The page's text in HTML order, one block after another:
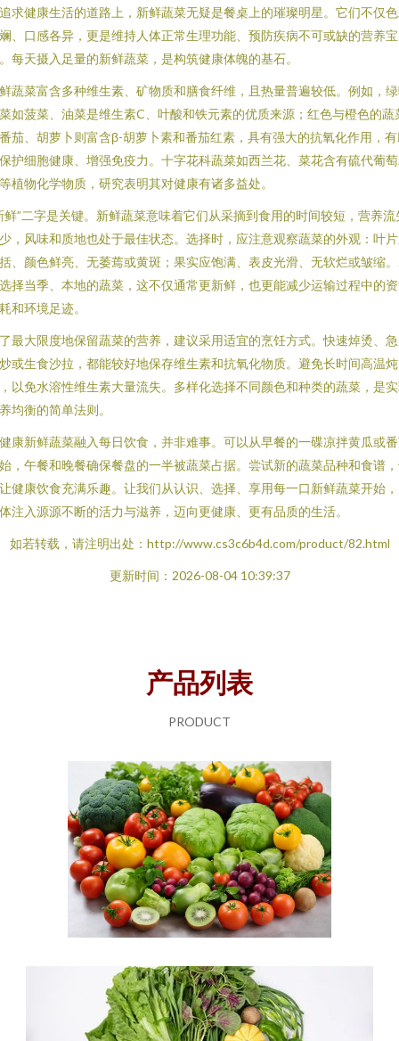
求健康生活的道路上，新鲜蔬菜无疑是餐桌上的璀璨明星。它们不仅
、口感各异，更是维持人体正常生理功能、预防疾病不可或缺的营养宝
每天摄入足量的新鲜蔬菜，是构筑健康体魄的基石。
蔬菜富含多种维生素、矿物质和膳食纤维，且热量普遍较低。例如，
如菠菜、油菜是维生素C、叶酸和铁元素的优质来源；红色与橙色的蔬
茄、胡萝卜则富含β-胡萝卜素和番茄红素，具有强大的抗氧化作用，
护细胞健康、增强免疫力。十字花科蔬菜如西兰花、菜花含有硫代葡
植物化学物质，研究表明其对健康有诸多益处。
鲜”二字是关键。新鲜蔬菜意味着它们从采摘到食用的时间较短，营养流
，风味和质地也处于最佳状态。选择时，应注意观察蔬菜的外观：叶
、颜色鲜亮、无萎蔫或黄斑；果实应饱满、表皮光滑、无软烂或皱缩
择当季、本地的蔬菜，这不仅通常更新鲜，也更能减少运输过程中的
和环境足迹。
最大限度地保留蔬菜的营养，建议采用适宜的烹饪方式。快速焯烫、
或生食沙拉，都能较好地保存维生素和抗氧化物质。避免长时间高温炖
以免水溶性维生素大量流失。多样化选择不同颜色和种类的蔬菜，是
均衡的简单法则。
康新鲜蔬菜融入每日饮食，并非难事。可以从早餐的一碟凉拌黄瓜或
，午餐和晚餐确保餐盘的一半被蔬菜占据。尝试新的蔬菜品种和食谱
健康饮食充满乐趣。让我们从认识、选择、享用每一口新鲜蔬菜开始
注入源源不断的活力与滋养，迈向更健康、更有品质的生活。
如若转载，请注明出处：http://www.cs3c6b4d.com/product/82.html
更新时间：2026-08-04 10:39:37
产品列表
PRODUCT